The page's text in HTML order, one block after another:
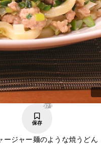
971
保存
ージャー麺のような焼うどん